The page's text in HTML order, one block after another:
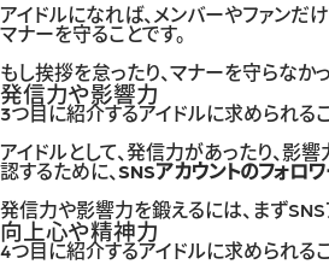
アイドルになれば、メンバーやファン
マナーを守ることです。
もし挨拶を怠ったり、マナーを守らなか
発信力や影響力
3つ目に紹介するアイドルに求められるこ
アイドルとして、発信力があったり、影
認するために、 SNSアカウントのフォロ
発信力や影響力を鍛えるには、まずSNS
向上心や精神力
4つ目に紹介するアイドルに求められるこ